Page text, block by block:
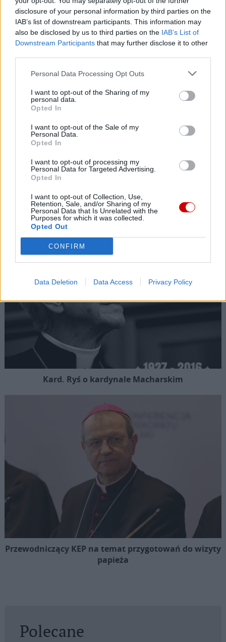
disclosure of your personal information by third parties on the
IAB’s list of downstream participants. This information may
also be disclosed by us to third parties on the IAB’s List of
Downstream Participants that may further disclose it to other
Personal Data Processing Opt Outs
I want to opt-out of the Sharing of my
personal data.
Opted In
I want to opt-out of the Sale of my
Personal Data.
Opted In
I want to opt-out of processing my
Personal Data for Targeted Advertising.
Opted In
I want to opt-out of Collection, Use,
Retention, Sale, and/or Sharing of my
Personal Data that Is Unrelated with the
Purposes for which it was collected.
Opted Out
CONFIRM
Data Deletion Data Access Privacy Policy
i jej rodziców
Popularne
Kard. Sarah: Obrzędów nie można arbitralnie znosić
Kard. Ryś o kardynale Macharskim
Przewodniczący KEP na temat przygotowań do wizyty
papieża
Polecane